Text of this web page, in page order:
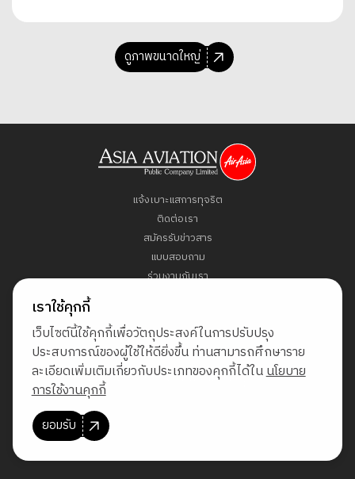
เราใช้คุกกี้
เว็บไซต์นี้ใช้คุกกี้เพื่อวัตถุประสงค์ในการปรับปรุง
ประสบการณ์ของผู้ใช้ให้ดียิ่งขึ้น ท่านสามารถศึกษาราย
ละเอียดเพิ่มเติมเกี่ยวกับประเภทของคุกกี้ได้ในนโยบาย
การใช้งานคุกกี้
ยอมรับ
ดูภาพขนาดใหญ่
แจ้งเบาะแสการทุจริต
ติดต่อเรา
สมัครรับข่าวสาร
แบบสอบถาม
ร่วมงานกับเรา
แผนผังเว็บไซต์
Direct Access to Fly AirAsia